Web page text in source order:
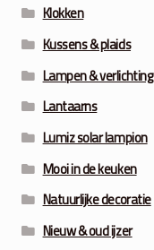
Klokken
Kussens & plaids
Lampen & verlichting
Lantaarns
Lumiz solar lampion
Mooi in de keuken
Natuurlijke decoratie
Nieuw & oud ijzer